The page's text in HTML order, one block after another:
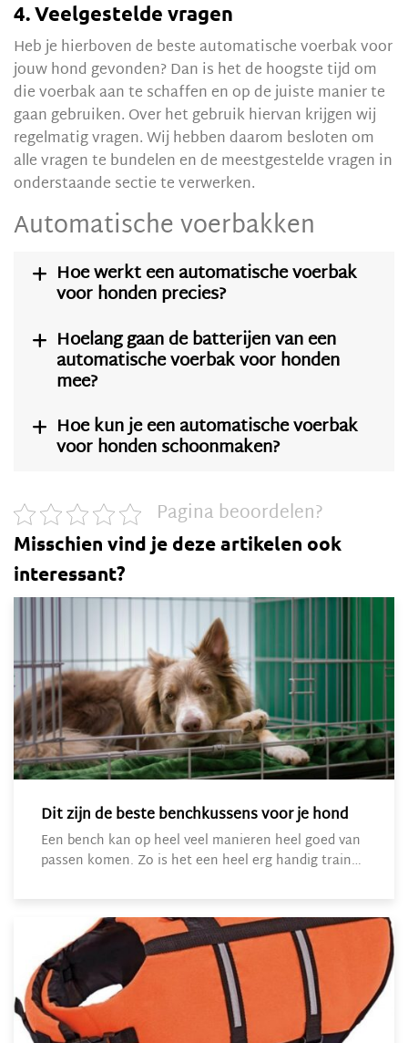
4. Veelgestelde vragen
Heb je hierboven de beste automatische voerbak voor
jouw hond gevonden? Dan is het de hoogste tijd om
die voerbak aan te schaffen en op de juiste manier te
gaan gebruiken. Over het gebruik hiervan krijgen wij
regelmatig vragen. Wij hebben daarom besloten om
alle vragen te bundelen en de meestgestelde vragen in
onderstaande sectie te verwerken.
Automatische voerbakken
 Hoe werkt een automatische voerbak
voor honden precies?
 Hoelang gaan de batterijen van een
automatische voerbak voor honden
mee?
 Hoe kun je een automatische voerbak
voor honden schoonmaken?
Pagina beoordelen?
Misschien vind je deze artikelen ook
interessant?
Dit zijn de beste benchkussens voor je hond
Een bench kan op heel veel manieren heel goed van
passen komen. Zo is het een heel erg handig train…